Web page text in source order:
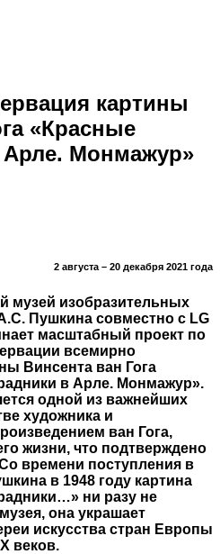
картины
«Красные
Арле. Монмажур»
2 августа – 20 декабря 2021 года
музей изобразительных
Пушкина совместно с LG
масштабный проект по
всемирно
Винсента ван Гога
в Арле. Монмажур».
одной из важнейших
художника и
ван Гога,
жизни, что подтверждено
времени поступления в
в 1948 году картина
ни разу не
она украшает
искусства стран Европы
веков.